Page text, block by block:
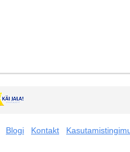
Blogi Kontakt